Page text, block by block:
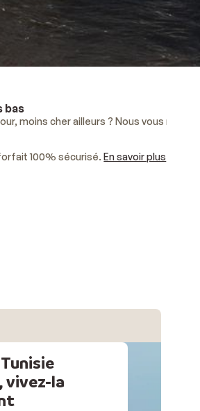
bas
moins cher ailleurs ? Nous vous
100% sécurisé.En savoir plus
vivez-la